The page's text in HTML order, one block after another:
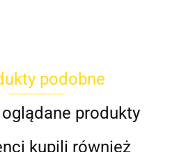
podobne
produkty
kupili również